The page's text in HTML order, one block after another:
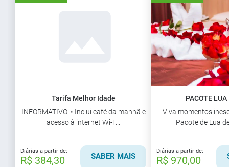
Tarifa Melhor Idade
INFORMATIVO: • Inclui café da manhã e
acesso à internet Wi-F...
Diárias a partir de:
R$ 384,30 SABER MAIS
PACOTE LUA
Viva momentos
Pacote de Lua
Diárias a partir de:
R$ 970,00